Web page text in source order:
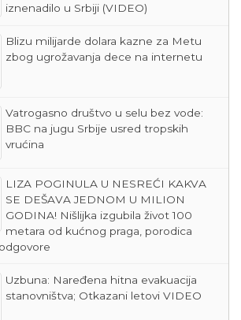
iznenadilo u Srbiji (VIDEO)
Blizu milijarde dolara kazne za Metu
zbog ugrožavanja dece na internetu
Vatrogasno društvo u selu bez vode:
BBC na jugu Srbije usred tropskih
vrućina
LIZA POGINULA U NESREĆI KAKVA
SE DEŠAVA JEDNOM U MILION
GODINA! Nišlijka izgubila život 100
metara od kućnog praga, porodica
Uzbuna: Naređena hitna evakuacija
stanovništva; Otkazani letovi VIDEO